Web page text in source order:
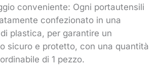
conveniente: Ogni portautensili
confezionato in una
plastica, per garantire un
sicuro e protetto, con una quantità
di 1 pezzo.